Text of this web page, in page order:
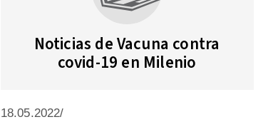
Noticias de Vacuna contra
covid-19 en Milenio
18.05.2022/